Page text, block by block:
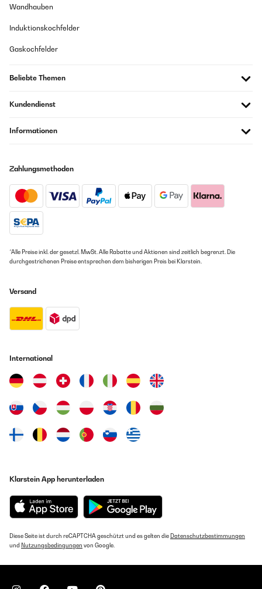
Wandhauben
Induktionskochfelder
Gaskochfelder
Beliebte Themen
Kundendienst
Informationen
Zahlungsmethoden
*Alle Preise inkl. der gesetzl. MwSt. Alle Rabatte und Aktionen sind zeitlich begrenzt. Die
durchgestrichenen Preise entsprechen dem bisherigen Preis bei Klarstein.
Versand
International
Klarstein App herunterladen
Diese Seite ist durch reCAPTCHA geschützt und es gelten die Datenschutzbestimmungen
und Nutzungsbedingungen von Google.